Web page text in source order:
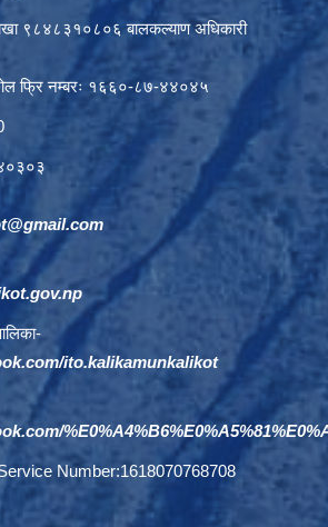
९८४८३१०८०६ बालकल्याण अधिकारी
फ्रि नम्बरः १६६०-८७-४४०४५
ito.kalikamunkalikot
Number:1618070768708